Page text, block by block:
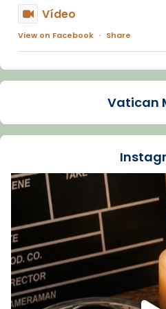
Vídeo
View on Facebook · Share
Arquebisbat de
La Carmina va patir
dos mesos, a l'Estadi
Recupera l'entrevista
tican News 👇
www.vaticannews.va/
07/carmina-historia-
espana-testimoni...
Foto
View on Facebook · Share
Vatican